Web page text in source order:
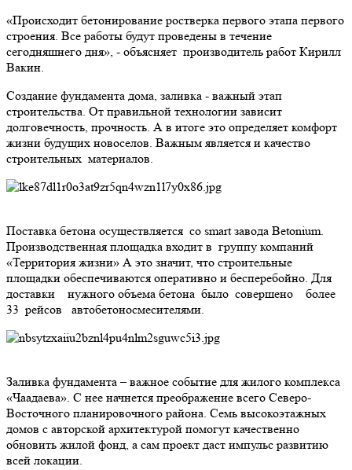
«Происходит бетонирование ростверка первого этапа первого
строения. Все работы будут проведены в течение
сегодняшнего дня», - объясняет производитель работ Кирилл
Вакин.
Создание фундамента дома, заливка - важный этап
строительства. От правильной технологии зависит
долговечность, прочность. А в итоге это определяет комфорт
жизни будущих новоселов. Важным является и качество
строительных материалов.
Поставка бетона осуществляется со smart завода Betonium.
Производственная площадка входит в группу компаний
«Территория жизни» А это значит, что строительные
площадки обеспечиваются оперативно и бесперебойно. Для
доставки нужного объема бетона было совершено более
33 рейсов автобетоносмесителями.
Заливка фундамента – важное событие для жилого комплекса
«Чаадаева». С нее начнется преображение всего Северо-
Восточного планировочного района. Семь высокоэтажных
домов с авторской архитектурой помогут качественно
обновить жилой фонд, а сам проект даст импульс развитию
всей локации.